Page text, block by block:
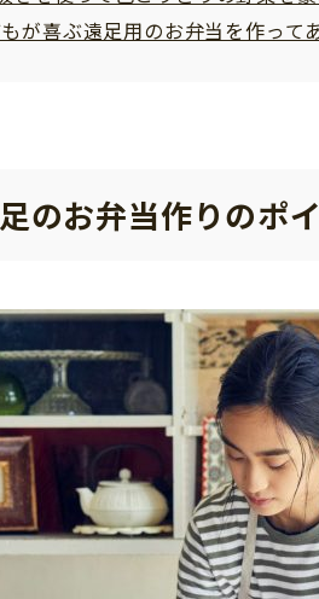
が喜ぶ遠足用のお弁当を作って
のお弁当作りのポ